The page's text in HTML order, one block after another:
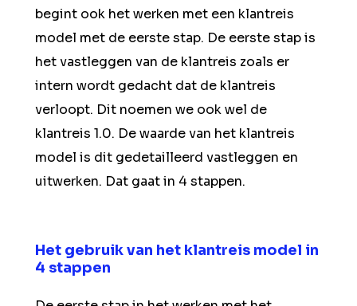
begint ook het werken met een klantreis
model met de eerste stap. De eerste stap is
het vastleggen van de klantreis zoals er
intern wordt gedacht dat de klantreis
verloopt. Dit noemen we ook wel de
klantreis 1.0. De waarde van het klantreis
model is dit gedetailleerd vastleggen en
uitwerken. Dat gaat in 4 stappen.
Het gebruik van het klantreis model in
4 stappen